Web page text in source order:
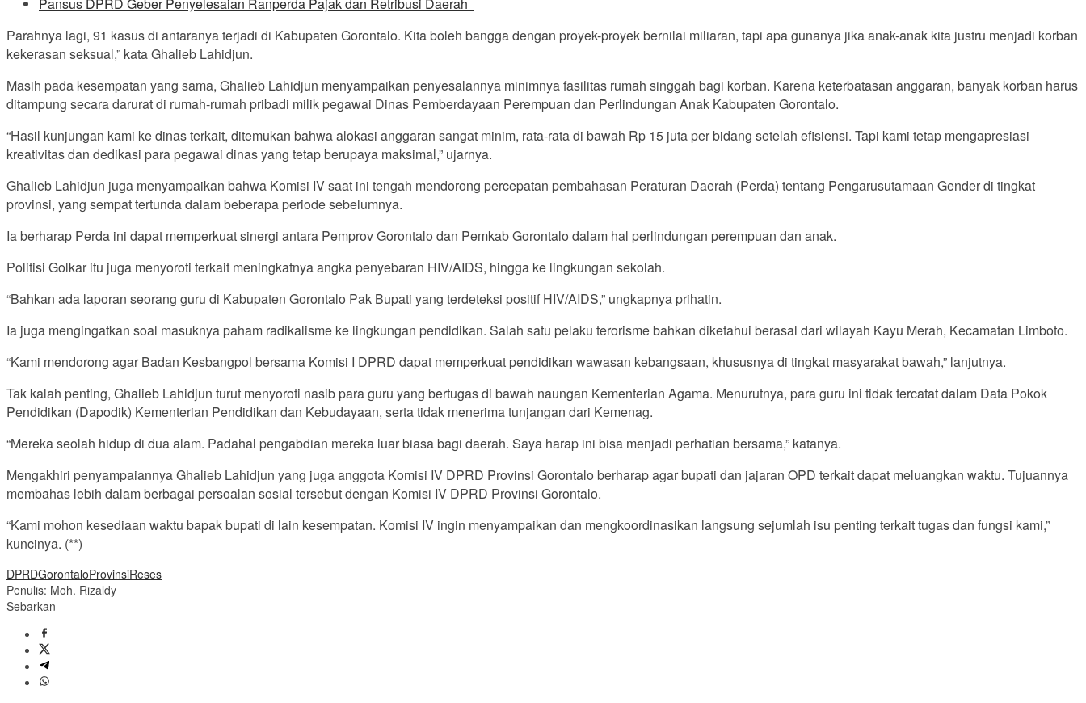
Parahnya lagi, 91 kasus di antaranya terjadi di Kabupaten Gorontalo. Kita boleh bangga dengan proyek-proyek bernilai miliaran, tapi apa gunanya jika anak-anak kita justru menjadi korban
kekerasan seksual,” kata Ghalieb Lahidjun.
Masih pada kesempatan yang sama, Ghalieb Lahidjun menyampaikan penyesalannya minimnya fasilitas rumah singgah bagi korban. Karena keterbatasan anggaran, banyak korban harus
ditampung secara darurat di rumah-rumah pribadi milik pegawai Dinas Pemberdayaan Perempuan dan Perlindungan Anak Kabupaten Gorontalo.
“Hasil kunjungan kami ke dinas terkait, ditemukan bahwa alokasi anggaran sangat minim, rata-rata di bawah Rp 15 juta per bidang setelah efisiensi. Tapi kami tetap mengapresiasi
kreativitas dan dedikasi para pegawai dinas yang tetap berupaya maksimal,” ujarnya.
Ghalieb Lahidjun juga menyampaikan bahwa Komisi IV saat ini tengah mendorong percepatan pembahasan Peraturan Daerah (Perda) tentang Pengarusutamaan Gender di tingkat
provinsi, yang sempat tertunda dalam beberapa periode sebelumnya.
Ia berharap Perda ini dapat memperkuat sinergi antara Pemprov Gorontalo dan Pemkab Gorontalo dalam hal perlindungan perempuan dan anak.
Politisi Golkar itu juga menyoroti terkait meningkatnya angka penyebaran HIV/AIDS, hingga ke lingkungan sekolah.
“Bahkan ada laporan seorang guru di Kabupaten Gorontalo Pak Bupati yang terdeteksi positif HIV/AIDS,” ungkapnya prihatin.
Ia juga mengingatkan soal masuknya paham radikalisme ke lingkungan pendidikan. Salah satu pelaku terorisme bahkan diketahui berasal dari wilayah Kayu Merah, Kecamatan Limboto.
“Kami mendorong agar Badan Kesbangpol bersama Komisi I DPRD dapat memperkuat pendidikan wawasan kebangsaan, khususnya di tingkat masyarakat bawah,” lanjutnya.
Tak kalah penting, Ghalieb Lahidjun turut menyoroti nasib para guru yang bertugas di bawah naungan Kementerian Agama. Menurutnya, para guru ini tidak tercatat dalam Data Pokok
Pendidikan (Dapodik) Kementerian Pendidikan dan Kebudayaan, serta tidak menerima tunjangan dari Kemenag.
“Mereka seolah hidup di dua alam. Padahal pengabdian mereka luar biasa bagi daerah. Saya harap ini bisa menjadi perhatian bersama,” katanya.
Mengakhiri penyampaiannya Ghalieb Lahidjun yang juga anggota Komisi IV DPRD Provinsi Gorontalo berharap agar bupati dan jajaran OPD terkait dapat meluangkan waktu. Tujuannya
membahas lebih dalam berbagai persoalan sosial tersebut dengan Komisi IV DPRD Provinsi Gorontalo.
“Kami mohon kesediaan waktu bapak bupati di lain kesempatan. Komisi IV ingin menyampaikan dan mengkoordinasikan langsung sejumlah isu penting terkait tugas dan fungsi kami,”
kuncinya. (**)
DPRDGorontaloProvinsiReses
Penulis: Moh. Rizaldy
Sebarkan